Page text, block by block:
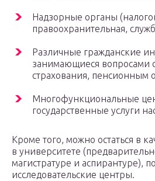
Надзорные органы
правоохранительная,
Различные гражданские
занимающиеся вопросами
страхования, пенсионным
Многофункциональные
государственные услуги
Кроме того, можно остаться в
в университете
магистратуре и аспирантуре),
исследовательские центры.